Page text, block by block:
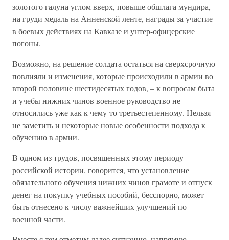
золотого галуна углом вверх, повыше обшлага мундира,
на груди медаль на Анненской ленте, награды за участие
в боевых действиях на Кавказе и унтер-офицерские
погоны.
Возможно, на решение солдата остаться на сверхсрочную
повлияли и изменения, которые происходили в армии во
второй половине шестидесятых годов, – к вопросам быта
и учебы нижних чинов военное руководство не
относились уже как к чему-то третьестепенному. Нельзя
не заметить и некоторые новые особенности подхода к
обучению в армии.
В одном из трудов, посвященных этому периоду
российской истории, говорится, что установление
обязательного обучения нижних чинов грамоте и отпуск
денег на покупку учебных пособий, бесспорно, может
быть отнесено к числу важнейших улучшений по
военной части.